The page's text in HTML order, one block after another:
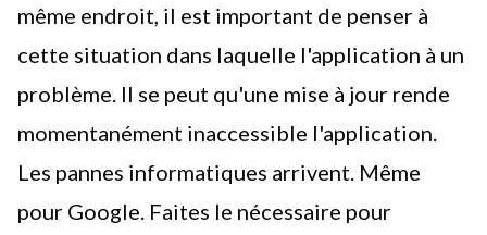
même endroit, il est important de penser à
cette situation dans laquelle l'application à un
problème. Il se peut qu'une mise à jour rende
momentanément inaccessible l'application.
Les pannes informatiques arrivent. Même
pour Google. Faites le nécessaire pour